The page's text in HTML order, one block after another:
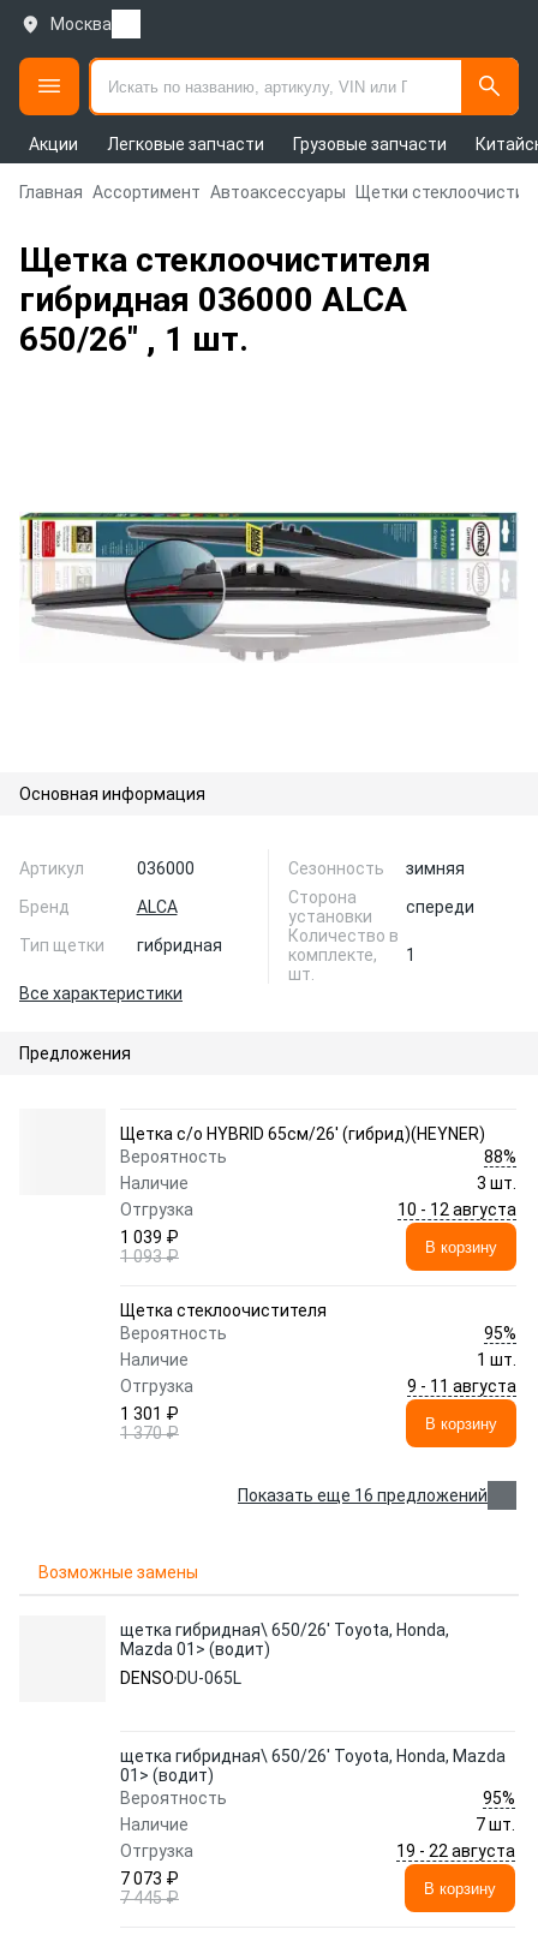
Москва
Акции Легковые запчасти Грузовые запчасти
Главная Ассортимент Автоаксессуары Щетки
Щетка стеклоочистителя
гибридная 036000 ALCA
650/26" , 1 шт.
Основная информация
Артикул
036000
Бренд
ALCA
Тип щетки
гибридная
Сезонность
зимняя
Сторона
установки
спереди
Количество в
комплекте,
шт.
1
Все характеристики
Предложения
Щетка с/о HYBRID 65см/26' (гибрид)(HEYNER)
Вероятность
88%
Наличие
3 шт.
Отгрузка
10 - 12 августа
1 039 ₽
1 093 ₽
В корзину
Щетка стеклоочистителя
Вероятность
95%
Наличие
1 шт.
Отгрузка
9 - 11 августа
1 301 ₽
1 370 ₽
В корзину
Показать еще 16 предложений
Возможные замены
щетка гибридная\ 650/26' Toyota, Honda,
Mazda 01> (водит)
DENSO DU-065L
щетка гибридная\ 650/26' Toyota, Honda, Mazda
01> (водит)
Вероятность
95%
Наличие
7 шт.
Отгрузка
19 - 22 августа
7 073 ₽
7 445 ₽
В корзину